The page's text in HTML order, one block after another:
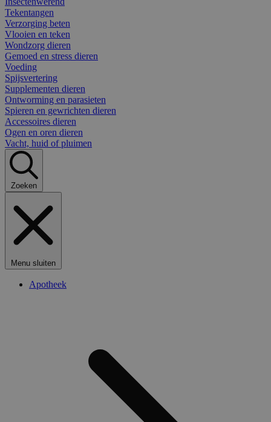
Tekentangen
Verzorging beten
Vlooien en teken
Wondzorg dieren
Gemoed en stress dieren
Voeding
Spijsvertering
Supplementen dieren
Ontworming en parasieten
Spieren en gewrichten dieren
Accessoires dieren
Ogen en oren dieren
Vacht, huid of pluimen
Zoeken
Menu sluiten
Apotheek